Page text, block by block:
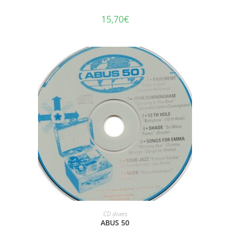
15,70€
AJOUTER AU PANIER
CD divers
ABUS 50